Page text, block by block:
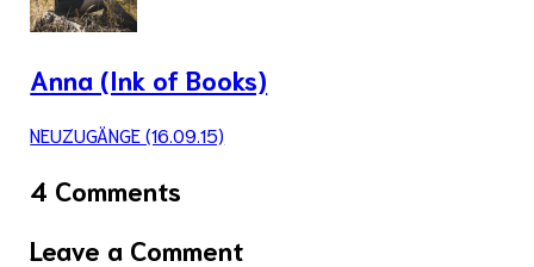
Anna (Ink of Books)
NEUZUGÄNGE (16.09.15)
4 Comments
Leave a Comment